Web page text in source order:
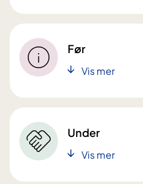
Før
Vis mer
Under
Vis mer